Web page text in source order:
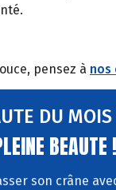
pensez à nos
DU MOIS
BEAUTE !
son crâne